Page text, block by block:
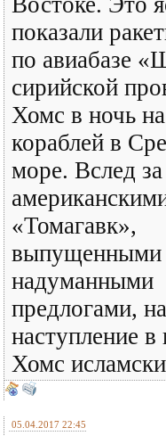
показали
по авиабазе
сирийской
Хомс в ночь
кораблей в
море. Вслед
«Томагавк»,
выпущенными
надуманными
предлогами,
наступление
Хомс
05.04.2017 22:45